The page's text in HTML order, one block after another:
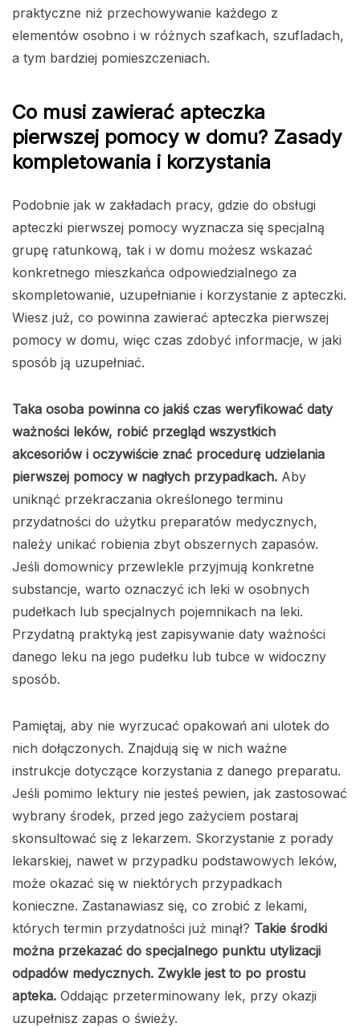
praktyczne niż przechowywanie każdego z
elementów osobno i w różnych szafkach, szufladach,
a tym bardziej pomieszczeniach.
Co musi zawierać apteczka
pierwszej pomocy w domu? Zasady
kompletowania i korzystania
Podobnie jak w zakładach pracy, gdzie do obsługi
apteczki pierwszej pomocy wyznacza się specjalną
grupę ratunkową, tak i w domu możesz wskazać
konkretnego mieszkańca odpowiedzialnego za
skompletowanie, uzupełnianie i korzystanie z apteczki.
Wiesz już, co powinna zawierać apteczka pierwszej
pomocy w domu, więc czas zdobyć informacje, w jaki
sposób ją uzupełniać.
Taka osoba powinna co jakiś czas weryfikować daty
ważności leków, robić przegląd wszystkich
akcesoriów i oczywiście znać procedurę udzielania
pierwszej pomocy w nagłych przypadkach. Aby
uniknąć przekraczania określonego terminu
przydatności do użytku preparatów medycznych,
należy unikać robienia zbyt obszernych zapasów.
Jeśli domownicy przewlekle przyjmują konkretne
substancje, warto oznaczyć ich leki w osobnych
pudełkach lub specjalnych pojemnikach na leki.
Przydatną praktyką jest zapisywanie daty ważności
danego leku na jego pudełku lub tubce w widoczny
sposób.
Pamiętaj, aby nie wyrzucać opakowań ani ulotek do
nich dołączonych. Znajdują się w nich ważne
instrukcje dotyczące korzystania z danego preparatu.
Jeśli pomimo lektury nie jesteś pewien, jak zastosować
wybrany środek, przed jego zażyciem postaraj
skonsultować się z lekarzem. Skorzystanie z porady
lekarskiej, nawet w przypadku podstawowych leków,
może okazać się w niektórych przypadkach
konieczne. Zastanawiasz się, co zrobić z lekami,
których termin przydatności już minął? Takie środki
można przekazać do specjalnego punktu utylizacji
odpadów medycznych. Zwykle jest to po prostu
apteka. Oddając przeterminowany lek, przy okazji
uzupełnisz zapas o świeży.